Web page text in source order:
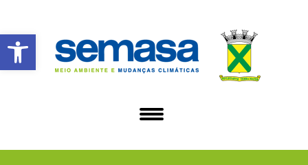
Abrir a barra de ferramentas